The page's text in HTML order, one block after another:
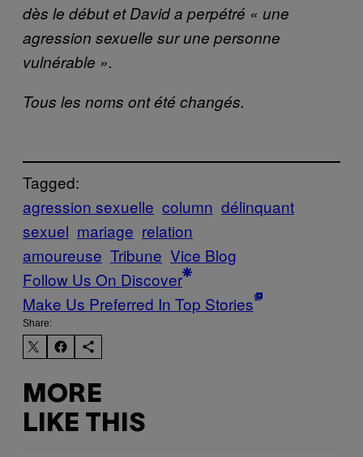
dès le début et David a perpétré « une
agression sexuelle sur une personne
vulnérable ».
Tous les noms ont été changés.
Tagged:
agression sexuelle column délinquant
sexuel mariage relation
amoureuse Tribune Vice Blog
Follow Us On Discover
Make Us Preferred In Top Stories
Share:
MORE
LIKE THIS